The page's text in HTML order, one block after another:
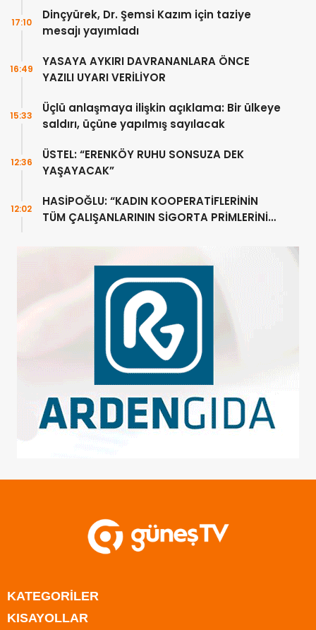
Dinçyürek, Dr. Şemsi Kazım için taziye
mesajı yayımladı
17:10
YASAYA AYKIRI DAVRANANLARA ÖNCE
YAZILI UYARI VERİLİYOR
16:49
Üçlü anlaşmaya ilişkin açıklama: Bir ülkeye
saldırı, üçüne yapılmış sayılacak
15:33
ÜSTEL: “ERENKÖY RUHU SONSUZA DEK
YAŞAYACAK”
12:36
HASİPOĞLU: “KADIN KOOPERATİFLERİNİN
TÜM ÇALIŞANLARININ SİGORTA PRİMLERİNİ
12:02
KATEGORİLER
KISAYOLLAR